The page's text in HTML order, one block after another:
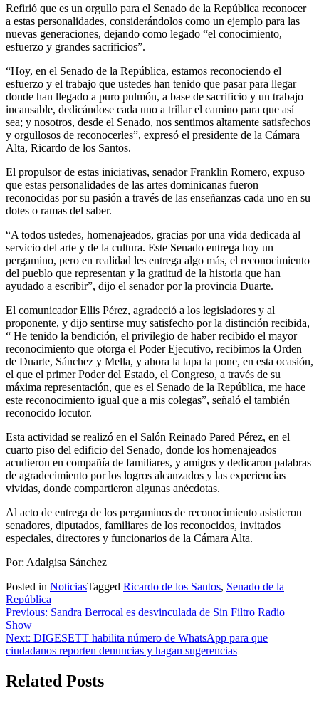
Refirió que es un orgullo para el Senado de la República reconocer
a estas personalidades, considerándolos como un ejemplo para las
nuevas generaciones, dejando como legado “el conocimiento,
esfuerzo y grandes sacrificios”.
“Hoy, en el Senado de la República, estamos reconociendo el
esfuerzo y el trabajo que ustedes han tenido que pasar para llegar
donde han llegado a puro pulmón, a base de sacrificio y un trabajo
incansable, dedicándose cada uno a trillar el camino para que así
sea; y nosotros, desde el Senado, nos sentimos altamente satisfechos
y orgullosos de reconocerles”, expresó el presidente de la Cámara
Alta, Ricardo de los Santos.
El propulsor de estas iniciativas, senador Franklin Romero, expuso
que estas personalidades de las artes dominicanas fueron
reconocidas por su pasión a través de las enseñanzas cada uno en su
dotes o ramas del saber.
“A todos ustedes, homenajeados, gracias por una vida dedicada al
servicio del arte y de la cultura. Este Senado entrega hoy un
pergamino, pero en realidad les entrega algo más, el reconocimiento
del pueblo que representan y la gratitud de la historia que han
ayudado a escribir”, dijo el senador por la provincia Duarte.
El comunicador Ellis Pérez, agradeció a los legisladores y al
proponente, y dijo sentirse muy satisfecho por la distinción recibida,
“ He tenido la bendición, el privilegio de haber recibido el mayor
reconocimiento que otorga el Poder Ejecutivo, recibimos la Orden
de Duarte, Sánchez y Mella, y ahora la tapa la pone, en esta ocasión,
el que el primer Poder del Estado, el Congreso, a través de su
máxima representación, que es el Senado de la República, me hace
este reconocimiento igual que a mis colegas”, señaló el también
reconocido locutor.
Esta actividad se realizó en el Salón Reinado Pared Pérez, en el
cuarto piso del edificio del Senado, donde los homenajeados
acudieron en compañía de familiares, y amigos y dedicaron palabras
de agradecimiento por los logros alcanzados y las experiencias
vividas, donde compartieron algunas anécdotas.
Al acto de entrega de los pergaminos de reconocimiento asistieron
senadores, diputados, familiares de los reconocidos, invitados
especiales, directores y funcionarios de la Cámara Alta.
Por: Adalgisa Sánchez
Posted in NoticiasTagged Ricardo de los Santos, Senado de la
República
Navegación
de
entradas
Previous: Sandra Berrocal es desvinculada de Sin Filtro Radio
Show
Next: DIGESETT habilita número de WhatsApp para que
ciudadanos reporten denuncias y hagan sugerencias
Related Posts